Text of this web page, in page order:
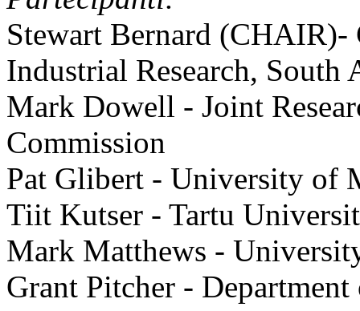
Stewart Bernard
Industrial Research, South
Mark Dowell - Joint
Commission
Pat Glibert - University of
Tiit Kutser - Tartu
Mark Matthews -
Grant Pitcher -